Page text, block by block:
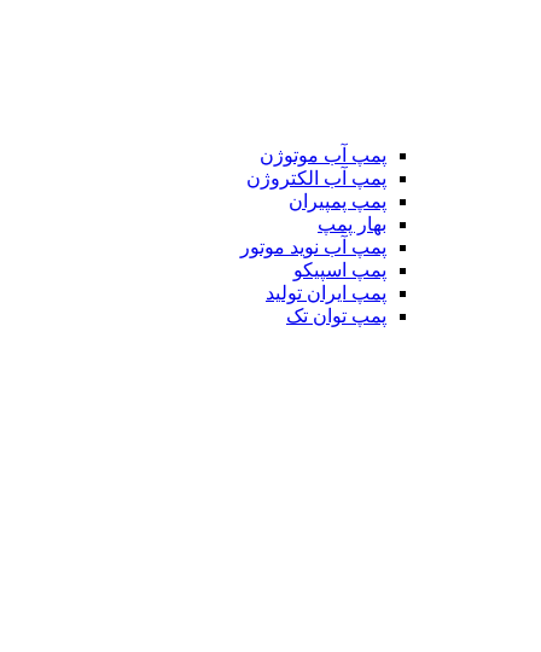
پمپ آب موتوژن
پمپ آب الکتروژن
پمپ پمپیران
بهار پمپ
پمپ آب نوید موتور
پمپ اسپیکو
پمپ ایران تولید
پمپ توان تک